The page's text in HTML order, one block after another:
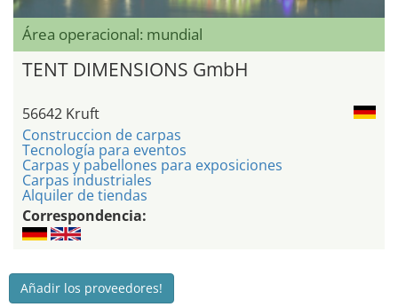
Área operacional: mundial
TENT DIMENSIONS GmbH
56642 Kruft
Construccion de carpas
Tecnología para eventos
Carpas y pabellones para exposiciones
Carpas industriales
Alquiler de tiendas
Correspondencia:
Añadir los proveedores!